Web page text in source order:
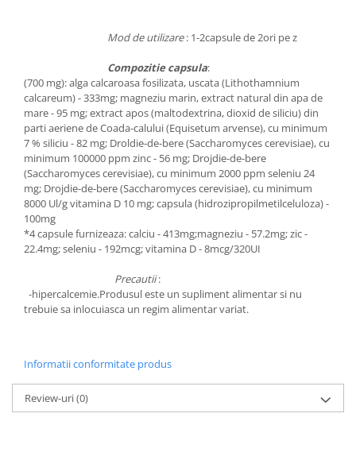
Mod de utilizare: 1-2capsule de 2ori pe z
Compozitie capsula:
(700 mg): alga calcaroasa fosilizata, uscata (Lithothamnium
calcareum) - 333mg; magneziu marin, extract natural din apa de
mare - 95 mg; extract apos (maltodextrina, dioxid de siliciu) din
parti aeriene de Coada-calului (Equisetum arvense), cu minimum
7 % siliciu - 82 mg; Droldie-de-bere (Saccharomyces cerevisiae), cu
minimum 100000 ppm zinc - 56 mg; Drojdie-de-bere
(Saccharomyces cerevisiae), cu minimum 2000 ppm seleniu 24
mg; Drojdie-de-bere (Saccharomyces cerevisiae), cu minimum
8000 Ul/g vitamina D 10 mg; capsula (hidrozipropilmetilceluloza) -
100mg
*4 capsule furnizeaza: calciu - 413mg;magneziu - 57.2mg; zic -
22.4mg; seleniu - 192mcg; vitamina D - 8mcg/320UI
Precautii:
-hipercalcemie.Produsul este un supliment alimentar si nu
trebuie sa inlocuiasca un regim alimentar variat.
Informatii conformitate produs
Review-uri(0)